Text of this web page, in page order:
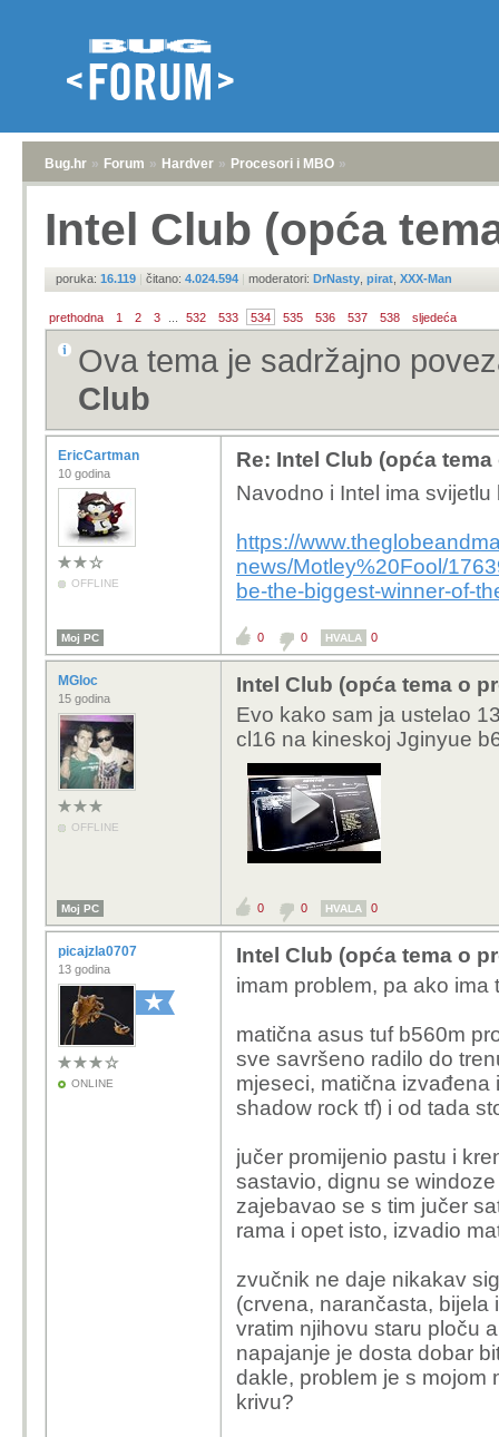
Bug.hr » Forum » Hardver » Procesori i MBO »
Intel Club (opća
poruka: 16.119 | čitano: 4.024.594 | moderatori: DrNasty pirat XXX-Man
prethodna 1 2 3 532 533 534 535 536 537 538 sljedeća
Ova tema je sadržajno
Club
EricCartman
10 godina
OFFLINE
Re: Intel Club (opća
Navodno i Intel ima
https://
news/Motley%20Fool/
be-the-biggest-winner-of-
Moj PC 0 0 HVALA 0
MGloc
15 godina
OFFLINE
Intel Club (opća tema o
Evo kako sam ja ustelao
cl16 na kineskoj Jginyue
Moj PC 0 0 HVALA 0
picajzla0707
13 godina
ONLINE
Intel Club (opća tema o
imam problem, pa ako ima
matična asus tuf b560m
sve savršeno radilo do
mjeseci, matična
shadow rock tf) i od tada
jučer promijenio pastu i
sastavio, dignu se
zajebavao se s tim jučer
rama i opet isto, izvadio
zvučnik ne daje nikakav
(crvena, narančasta, bijela
vratim njihovu staru ploču
napajanje je dosta dobar
dakle, problem je s mojom
krivu?